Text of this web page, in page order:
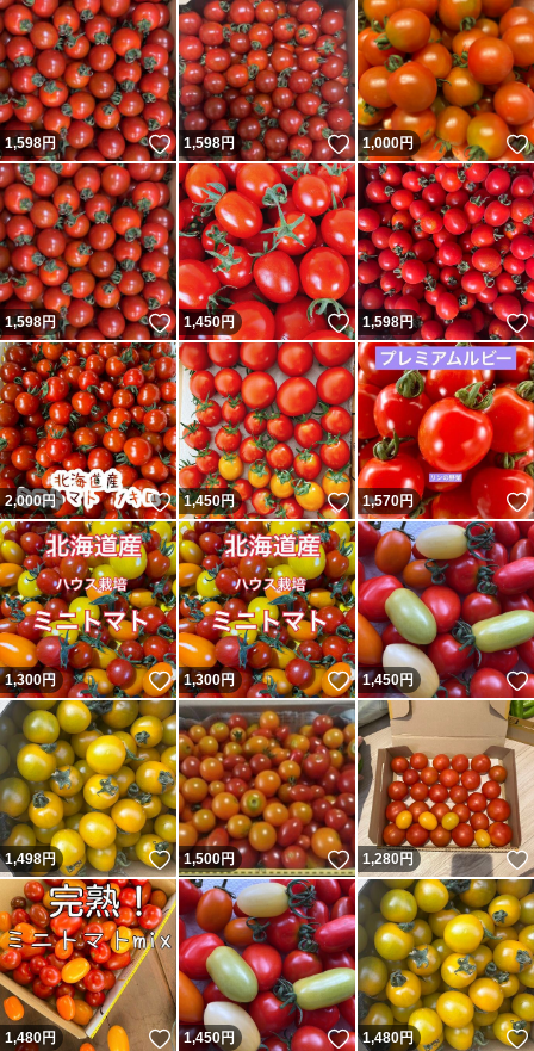
野菜の種類ミニトマト
野菜の種類ミニトマト
種類ミニトマト
量1kg
量1kg
1,598円 いいね！
1,598円 いいね！
1,000円
1,598円 いいね！
1,450円 いいね！
1,598円
2,000円 いいね！
1,450円 いいね！
1,570円
1,300円 いいね！
1,300円 いいね！
1,450円
1,498円 いいね！
1,500円 いいね！
1,280円
1,480円 いいね！
1,450円 いいね！
1,480円